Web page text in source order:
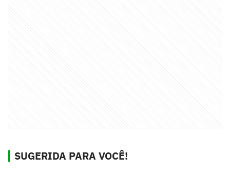
SUGERIDA PARA VOCÊ!